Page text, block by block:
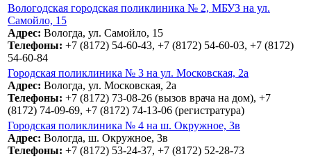
Вологодская городская поликлиника № 2, МБУЗ на ул.
Самойло, 15
Адрес: Вологда, ул. Самойло, 15
Телефоны: +7 (8172) 54-60-43, +7 (8172) 54-60-03, +7 (8172)
54-60-84
Городская поликлиника № 3 на ул. Московская, 2а
Адрес: Вологда, ул. Московская, 2а
Телефоны: +7 (8172) 73-08-26 (вызов врача на дом), +7
(8172) 74-09-69, +7 (8172) 74-13-06 (регистратура)
Городская поликлиника № 4 на ш. Окружное, 3в
Адрес: Вологда, ш. Окружное, 3в
Телефоны: +7 (8172) 53-24-37, +7 (8172) 52-28-73